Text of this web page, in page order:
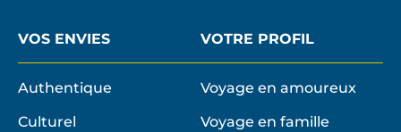
VOS ENVIES
Authentique
Culturel
VOTRE PROFIL
Voyage en amoureux
Voyage en famille